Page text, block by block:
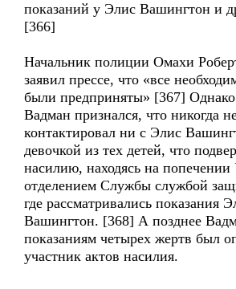
показаний у Элис Вашингтон и
[366]
Начальник полиции Омахи
заявил прессе, что «все
были предприняты» [367]
Вадман признался, что никогда
контактировал ни с Элис
девочкой из тех детей, что
насилию, находясь на
отделением Службы службой
где рассматривались показания
Вашингтон. [368] А позднее
показаниям четырех жертв был
участник актов насилия.